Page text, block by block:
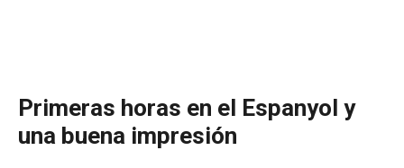
Primeras horas en el Espanyol y
una buena impresión